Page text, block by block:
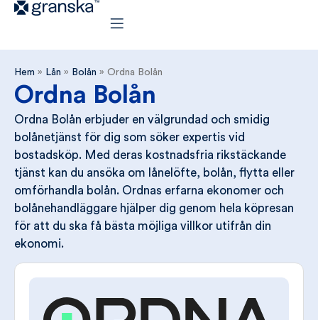
Hem » Lån » Bolån » Ordna Bolån
Ordna Bolån
Ordna Bolån erbjuder en välgrundad och smidig
bolånetjänst för dig som söker expertis vid
bostadsköp. Med deras kostnadsfria rikstäckande
tjänst kan du ansöka om lånelöfte, bolån, flytta eller
omförhandla bolån. Ordnas erfarna ekonomer och
bolånehandläggare hjälper dig genom hela köpresan
för att du ska få bästa möjliga villkor utifrån din
ekonomi.